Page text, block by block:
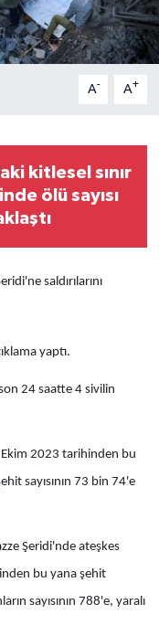
A- A+
kitlesel sınır
ölü sayısı
saldırılarını
yaptı.
24 saatte 4 sivilin
Ekim 2023 tarihinden bu
sayısının 73 bin 74'e
Şeridi'nde ateşkes
bu yana şehit
sayısının 788'e, yaralı